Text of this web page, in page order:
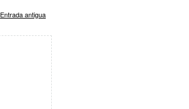
Entrada antigua